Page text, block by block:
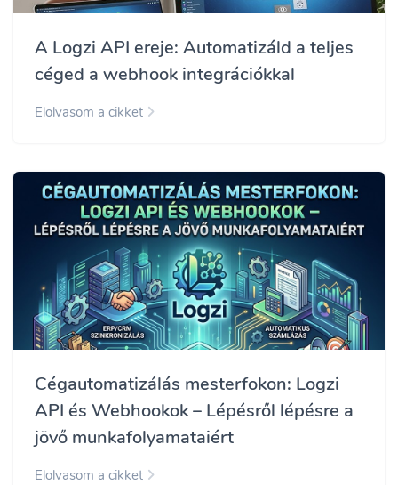
A Logzi API ereje: Automatizáld a teljes
céged a webhook integrációkkal
Elolvasom a cikket
Cégautomatizálás mesterfokon: Logzi
API és Webhookok – Lépésről lépésre a
jövő munkafolyamataiért
Elolvasom a cikket